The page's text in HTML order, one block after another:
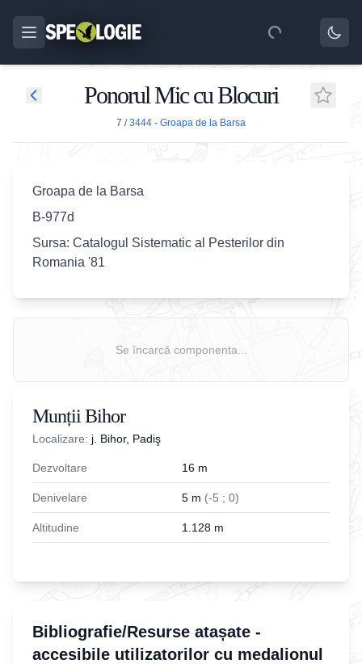
Ponorul Mic cu Blocuri
7 /3444 - Groapa de la Barsa
Groapa de la Barsa
B-977d
Sursa: Catalogul Sistematic al Pesterilor din
Romania '81
Se încarcă componenta...
Munții Bihor
Localizare: j. Bihor, Padiş
Dezvoltare 16 m
Denivelare 5 m (-5 ; 0)
Altitudine 1.128 m
Bibliografie/Resurse atașate -
accesibile utilizatorilor cu medalionul